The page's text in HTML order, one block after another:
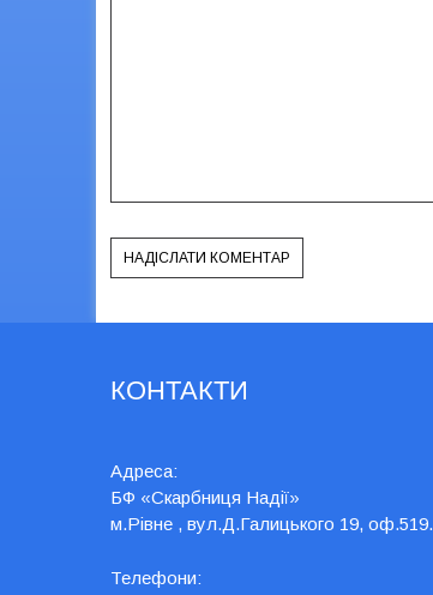
КОНТАКТИ
Адреса:
БФ «Скарбниця Надії»
м.Рівне , вул.Д.Галицького 19, оф.519.
Телефони: